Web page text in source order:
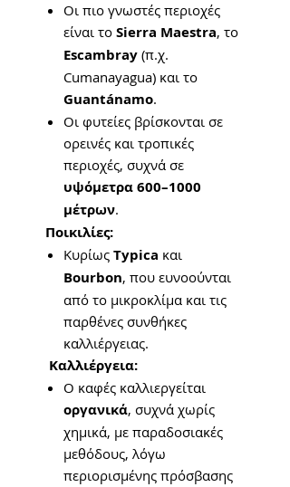
Οι πιο γνωστές περιοχές
είναι το Sierra Maestra, το
Escambray (π.χ.
Cumanayagua) και το
Guantánamo.
Οι φυτείες βρίσκονται σε
ορεινές και τροπικές
περιοχές, συχνά σε
υψόμετρα 600–1000
μέτρων.
Ποικιλίες:
Κυρίως Typica και
Bourbon, που ευνοούνται
από το μικροκλίμα και τις
παρθένες συνθήκες
καλλιέργειας.
Καλλιέργεια:
Ο καφές καλλιεργείται
οργανικά, συχνά χωρίς
χημικά, με παραδοσιακές
μεθόδους, λόγω
περιορισμένης πρόσβασης